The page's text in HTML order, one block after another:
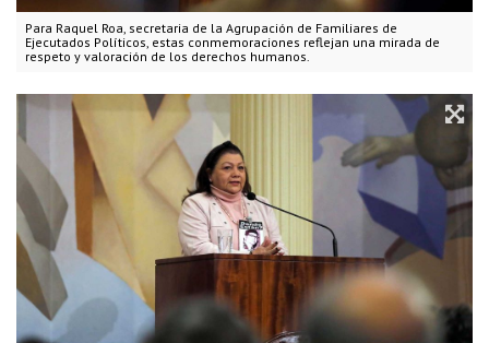
Para Raquel Roa, secretaria de la Agrupación de Familiares de
Ejecutados Políticos, estas conmemoraciones reflejan una mirada de
respeto y valoración de los derechos humanos.